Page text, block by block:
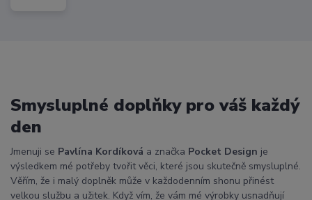
Smysluplné doplňky pro váš každý
den
Jmenuji se Pavlína Kordíková a značka Pocket Design je
výsledkem mé potřeby tvořit věci, které jsou skutečně smysluplné.
Věřím, že i malý doplněk může v každodenním shonu přinést
velkou službu a užitek. Když vím, že vám mé výrobky usnadňují